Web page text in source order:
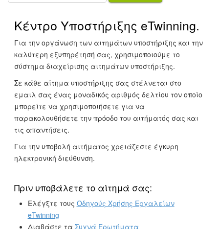
Κέντρο Υποστήριξης eTwinning.
Για την οργάνωση των αιτημάτων υποστήριξης και την
καλύτερη εξυπηρέτησή σας, χρησιμοποιούμε το
σύστημα διαχείρισης αιτημάτων υποστήριξης.
Σε κάθε αίτημα υποστήριξης σας στέλνεται στο
εμαιλ σας ένας μοναδικός αριθμός δελτίου τον οποίο
μπορείτε να χρησιμοποιήσετε για να
παρακολουθήσετε την πρόοδο του αιτήματός σας και
τις απαντήσεις.
Για την υποβολή αιτήματος χρειάζεστε έγκυρη
ηλεκτρονική διεύθυνση.
Πριν υποβάλετε το αίτημά σας:
Ελέγξτε τους Οδηγούς Χρήσης Εργαλείων
eTwinning
Διαβάστε τα Συχνά Ερωτήματα